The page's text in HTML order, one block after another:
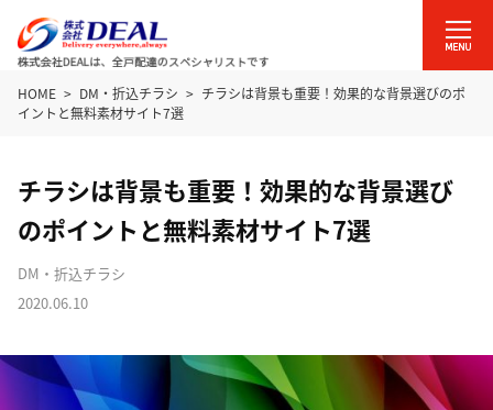
HOME DM・折込チラシ
チラシは背景も重要！効果的な背景選びのポ
イントと無料素材サイト7選
チラシは背景も重要！効果的な背景選び
のポイントと無料素材サイト7選
DM・折込チラシ
2020.06.10